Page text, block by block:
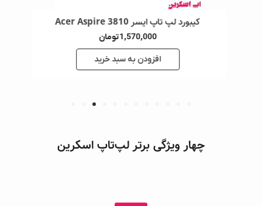
کیبورد لپ تاپ ایسر Acer Aspire 4750
1,570,000تومان
افزودن به سبد خرید
چهار ویژگی برتر لپ‌تاپ اسکرین